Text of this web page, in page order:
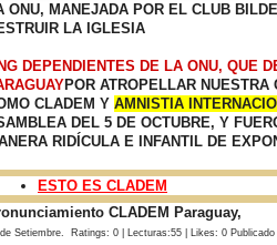
ONU, MANEJADA POR EL CLUB
LA IGLESIA
DEPENDIENTES DE LA ONU, QUE
POR ATROPELLAR NUESTRA
CLADEM Y AMNISTIA
DEL 5 DE OCTUBRE, Y
RIDÍCULA E INFANTIL DE
ESTO ES CLADEM
CLADEM Paraguay,
Setiembre. Ratings: 0 | Lecturas:55 | Likes: 0 Publicado